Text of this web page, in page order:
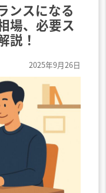
ンスになる
場、必要ス
説！
2025年9月26日